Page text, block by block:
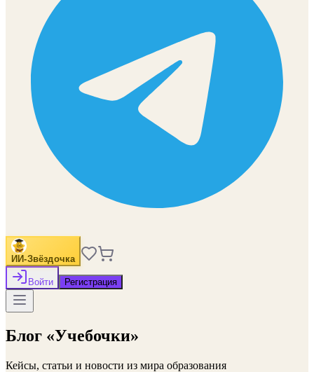
ИИ-Звёздочка
Войти Регистрация
Блог «Учебочки»
Кейсы, статьи и новости из мира образования